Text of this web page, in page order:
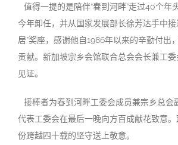
值得一提的是陪伴“春到河畔”走过40个年
今年卸任，并从国家发展部长徐芳达手中
居”奖座，感谢他自1986年以来的辛勤付出
贡献。新加坡宗乡会馆联合总会会长兼工
见证。
接棒者为春到河畔工委会成员兼宗乡总会
代表工委会在最后一晚向方百成献花致意
份跨越四十载的坚守送上敬意。